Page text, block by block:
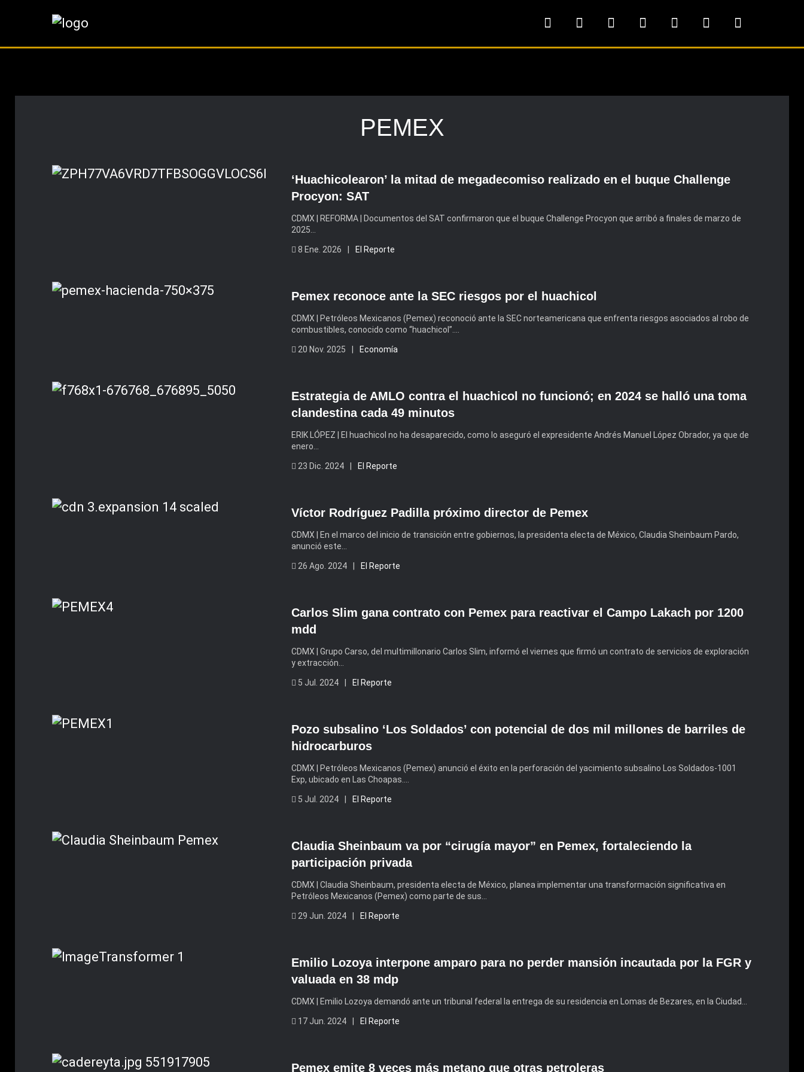
PEMEX
‘Huachicolearon’ la mitad de megadecomiso realizado en el buque Challenge
Procyon: SAT
CDMX | REFORMA | Documentos del SAT confirmaron que el buque Challenge Procyon que arribó a finales de marzo de
2025…
8 Ene. 2026 | El Reporte
Pemex reconoce ante la SEC riesgos por el huachicol
CDMX | Petróleos Mexicanos (Pemex) reconoció ante la SEC norteamericana que enfrenta riesgos asociados al robo de
combustibles, conocido como “huachicol”….
20 Nov. 2025 | Economía
Estrategia de AMLO contra el huachicol no funcionó; en 2024 se halló una toma
clandestina cada 49 minutos
ERIK LÓPEZ | El huachicol no ha desaparecido, como lo aseguró el expresidente Andrés Manuel López Obrador, ya que de
enero…
23 Dic. 2024 | El Reporte
Víctor Rodríguez Padilla próximo director de Pemex
CDMX | En el marco del inicio de transición entre gobiernos, la presidenta electa de México, Claudia Sheinbaum Pardo,
anunció este…
26 Ago. 2024 | El Reporte
Carlos Slim gana contrato con Pemex para reactivar el Campo Lakach por 1200
mdd
CDMX | Grupo Carso, del multimillonario Carlos Slim, informó el viernes que firmó un contrato de servicios de exploración
y extracción…
5 Jul. 2024 | El Reporte
Pozo subsalino ‘Los Soldados’ con potencial de dos mil millones de barriles de
hidrocarburos
CDMX | Petróleos Mexicanos (Pemex) anunció el éxito en la perforación del yacimiento subsalino Los Soldados-1001
Exp, ubicado en Las Choapas….
5 Jul. 2024 | El Reporte
Claudia Sheinbaum va por “cirugía mayor” en Pemex, fortaleciendo la
participación privada
CDMX | Claudia Sheinbaum, presidenta electa de México, planea implementar una transformación significativa en
Petróleos Mexicanos (Pemex) como parte de sus…
29 Jun. 2024 | El Reporte
Emilio Lozoya interpone amparo para no perder mansión incautada por la FGR y
valuada en 38 mdp
CDMX | Emilio Lozoya demandó ante un tribunal federal la entrega de su residencia en Lomas de Bezares, en la Ciudad…
17 Jun. 2024 | El Reporte
Pemex emite 8 veces más metano que otras petroleras